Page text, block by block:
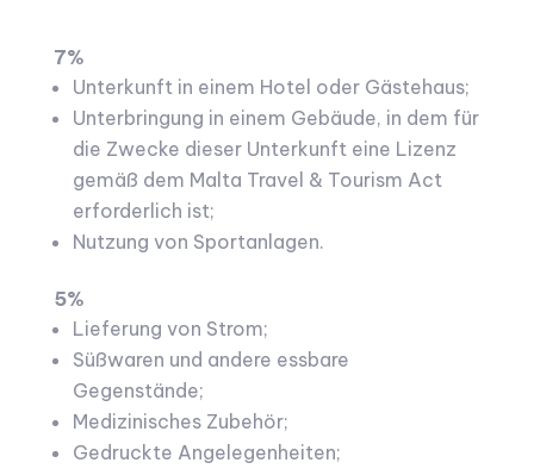
7%
Unterkunft in einem Hotel oder Gästehaus;
Unterbringung in einem Gebäude, in dem für
die Zwecke dieser Unterkunft eine Lizenz
gemäß dem Malta Travel & Tourism Act
erforderlich ist;
Nutzung von Sportanlagen.
5%
Lieferung von Strom;
Süßwaren und andere essbare
Gegenstände;
Medizinisches Zubehör;
Gedruckte Angelegenheiten;